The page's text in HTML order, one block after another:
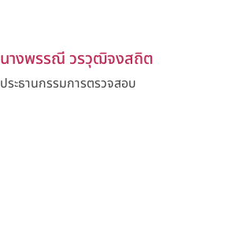
นางพรรณี วรวุฒิจงสถิต
ประธานกรรมการตรวจสอบ